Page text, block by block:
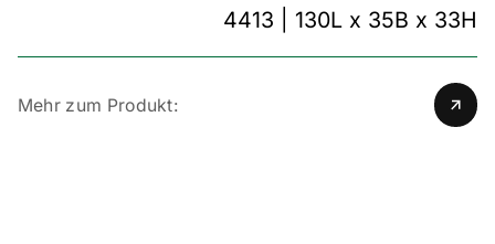
4413 | 130L x 35B x 33H
Mehr zum Produkt: